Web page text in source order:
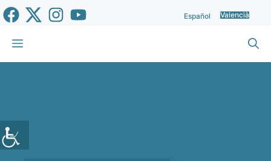
Vés
al
contingut
Español Valencià
Menu